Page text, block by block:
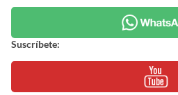
Suscríbete: